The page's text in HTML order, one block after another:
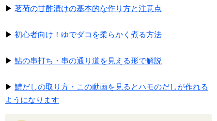
▶ 茗荷の甘酢漬けの基本的な作り方と注意点
▶ 初心者向け！ゆでダコを柔らかく煮る方法
▶ 鮎の串打ち・串の通り道を見える形で解説
▶ 鱧だしの取り方・この動画を見るとハモのだしが作れる
ようになります